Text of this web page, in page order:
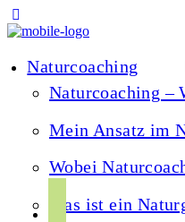
Naturcoaching
Naturcoaching –
Mein Ansatz im
Wobei
Was ist ein